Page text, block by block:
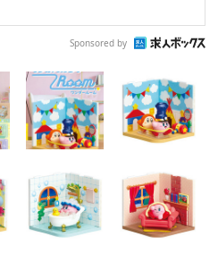
Sponsored by